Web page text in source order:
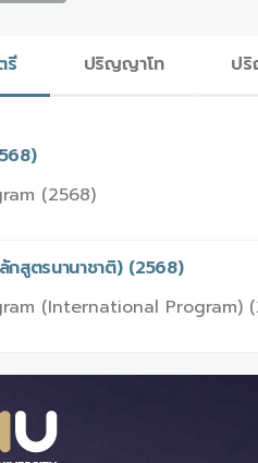
รี ปริญญาโท ป
(2568)
สูตรนานาชาติ) (2568)
(International Program)